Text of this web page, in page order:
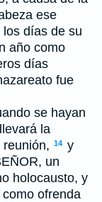
ese
los días de su
año como
días
fue
se hayan
la
14 y
EÑOR, un
holocausto, y
ofrenda